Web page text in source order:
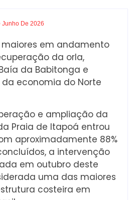
Junho De 2026
maiores em andamento
da orla,
da Babitonga e
economia do Norte
e ampliação da
Praia de Itapoá entrou
aproximadamente 88%
a intervenção
em outubro deste
uma das maiores
costeira em